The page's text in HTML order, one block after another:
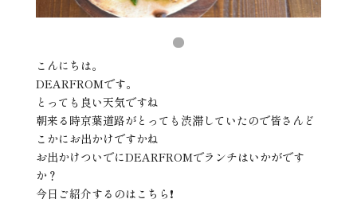
こんにちは。
DEARFROMです。
とっても良い天気ですね
朝来る時京葉道路がとっても渋滞していたので皆さんど
こかにお出かけですかね
お出かけついでにDEARFROMでランチはいかがです
か？
今日ご紹介するのはこちら❗️